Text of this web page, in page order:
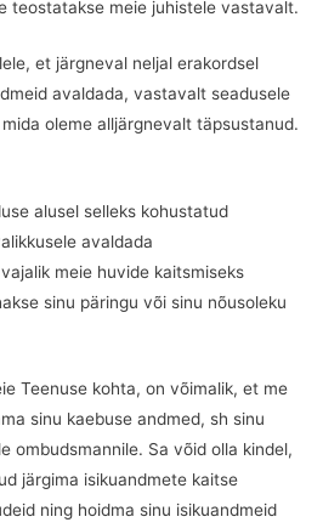
teostatakse meie juhistele vastavalt.
et järgneval neljal erakordsel
avaldada, vastavalt seadusele
oleme alljärgnevalt täpsustanud.
alusel selleks kohustatud
avaldada
meie huvide kaitsmiseks
sinu päringu või sinu nõusoleku
Teenuse kohta, on võimalik, et me
sinu kaebuse andmed, sh sinu
ombudsmannile. Sa võid olla kindel,
järgima isikuandmete kaitse
ning hoidma sinu isikuandmeid